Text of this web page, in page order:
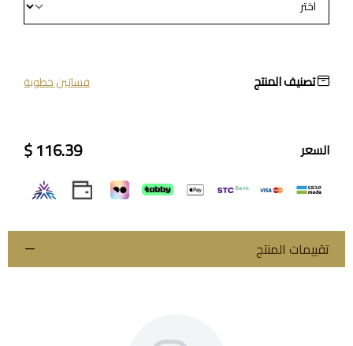
تصنيف المنتج فساتين خطوبة
السعر 116.39 $
تقييمات المنتج